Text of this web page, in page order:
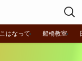
はなって 船橋教室